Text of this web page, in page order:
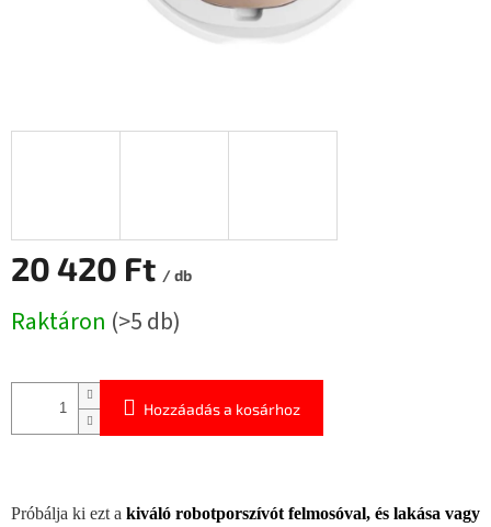
20 420 Ft / db
Raktáron (>5 db)
Hozzáadás a kosárhoz
Próbálja ki ezt a kiváló robotporszívót felmosóval, és lakása vagy